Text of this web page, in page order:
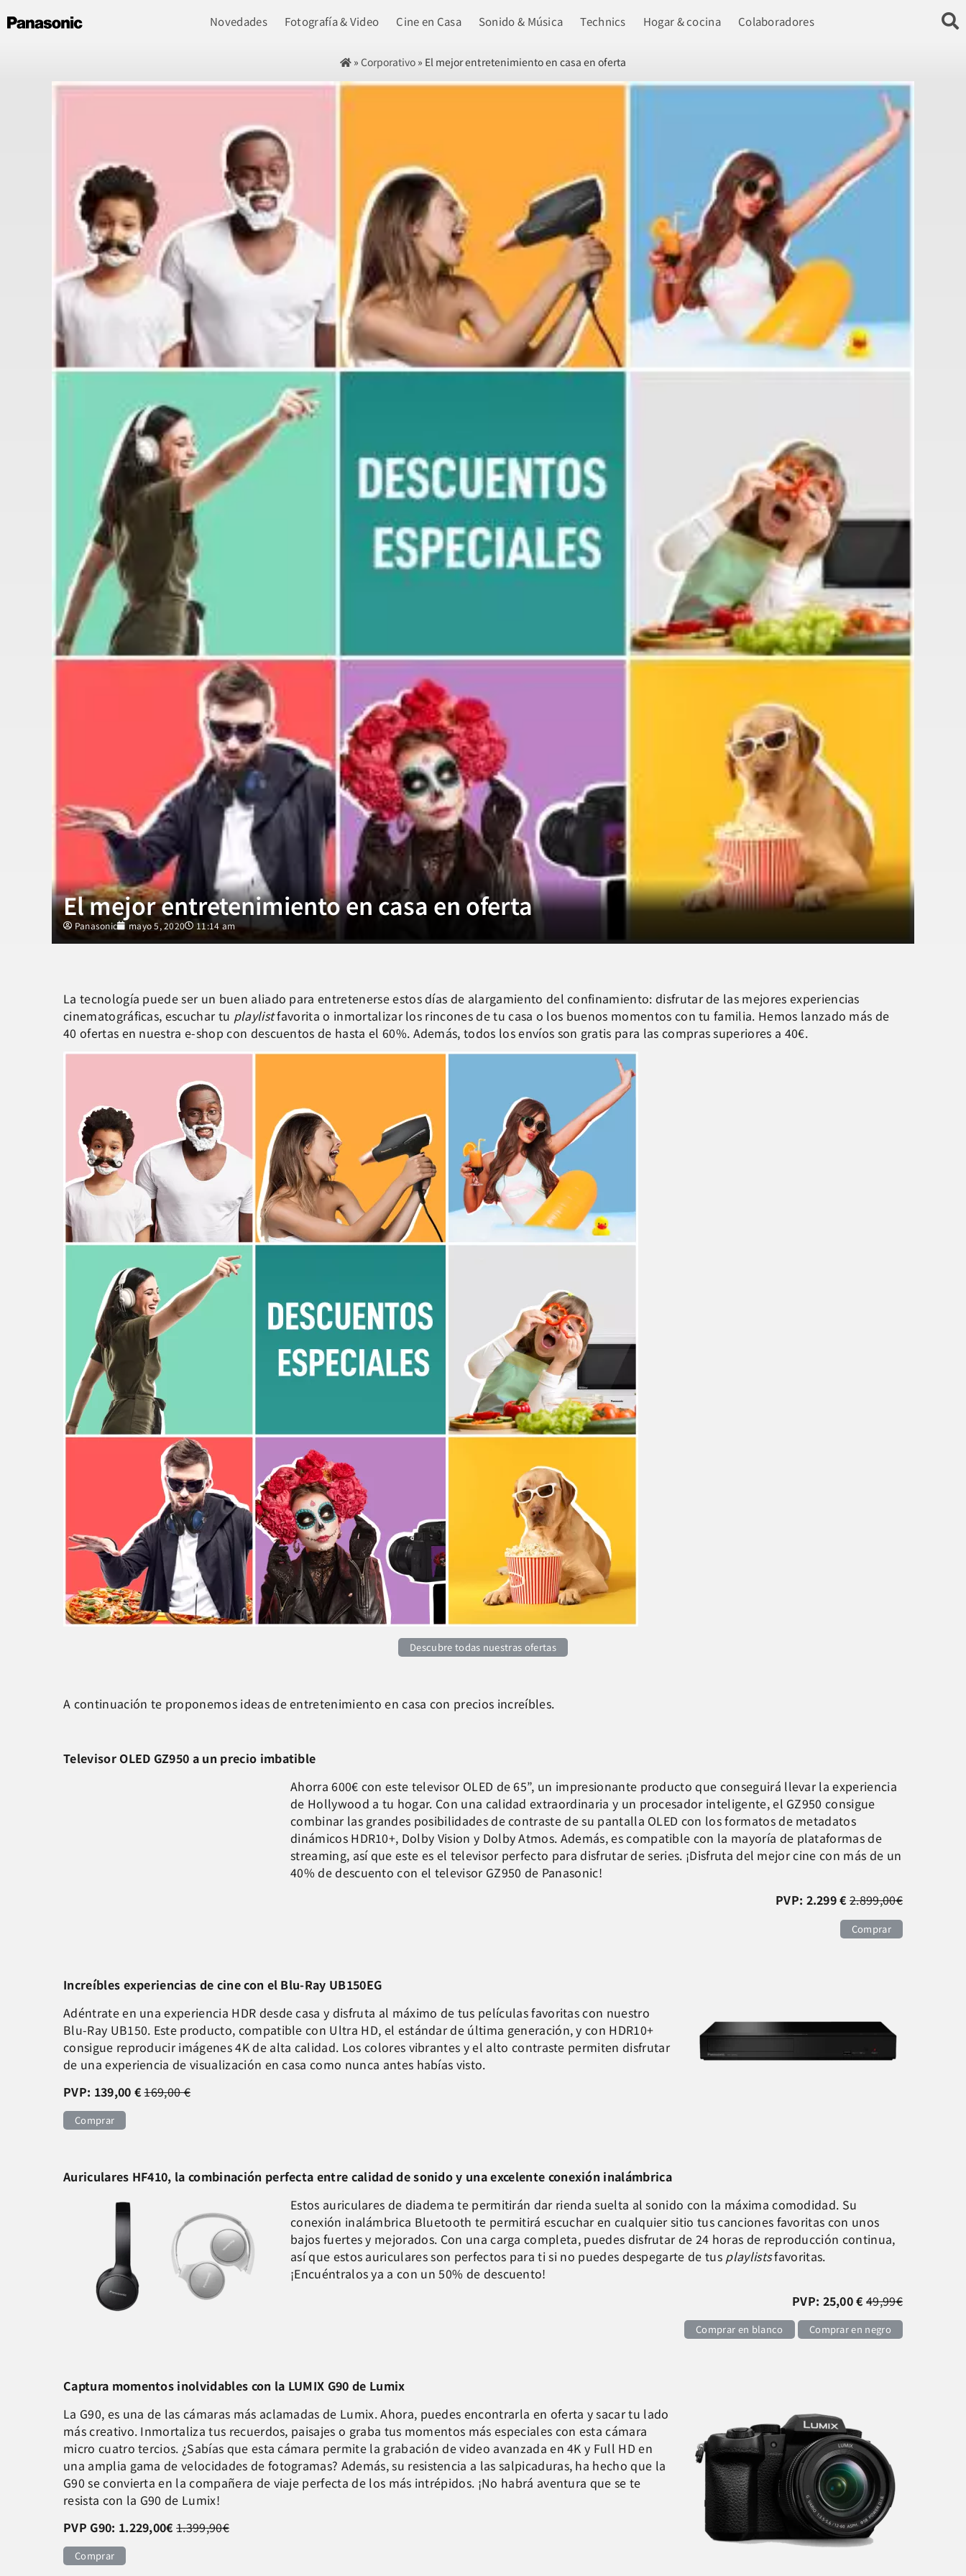
Novedades Fotografía & Video Cine en Casa Sonido & Música Technics Hogar & cocina Colaboradores
» Corporativo » El mejor entretenimiento en casa en oferta
El mejor entretenimiento en casa en oferta
Panasonic mayo 5, 2020 11:14 am
La tecnología puede ser un buen aliado para entretenerse estos días de alargamiento del confinamiento: disfrutar de las mejores experiencias
cinematográficas, escuchar tu playlistfavorita o inmortalizar los rincones de tu casa o los buenos momentos con tu familia. Hemos lanzado más de
40 ofertas en nuestra e-shop con descuentos de hasta el 60%. Además, todos los envíos son gratis para las compras superiores a 40€.
Descubre todas nuestras ofertas
A continuación te proponemos ideas de entretenimiento en casa con precios increíbles.
Televisor OLED GZ950 a un precio imbatible
Ahorra 600€ con este televisor OLED de 65”, un impresionante producto que conseguirá llevar la experiencia
de Hollywood a tu hogar. Con una calidad extraordinaria y un procesador inteligente, el GZ950 consigue
combinar las grandes posibilidades de contraste de su pantalla OLED con los formatos de metadatos
dinámicos HDR10+, Dolby Vision y Dolby Atmos. Además, es compatible con la mayoría de plataformas de
streaming, así que este es el televisor perfecto para disfrutar de series. ¡Disfruta del mejor cine con más de un
40% de descuento con el televisor GZ950 de Panasonic!
PVP: 2.299 €2.899,00€
Comprar
Increíbles experiencias de cine con el Blu-Ray UB150EG
Adéntrate en una experiencia HDR desde casa y disfruta al máximo de tus películas favoritas con nuestro
Blu-Ray UB150. Este producto, compatible con Ultra HD, el estándar de última generación, y con HDR10+
consigue reproducir imágenes 4K de alta calidad. Los colores vibrantes y el alto contraste permiten disfrutar
de una experiencia de visualización en casa como nunca antes habías visto.
PVP: 139,00 €169,00 €
Comprar
Auriculares HF410, la combinación perfecta entre calidad de sonido y una excelente conexión inalámbrica
Estos auriculares de diadema te permitirán dar rienda suelta al sonido con la máxima comodidad. Su
conexión inalámbrica Bluetooth te permitirá escuchar en cualquier sitio tus canciones favoritas con unos
bajos fuertes y mejorados. Con una carga completa, puedes disfrutar de 24 horas de reproducción continua,
así que estos auriculares son perfectos para ti si no puedes despegarte de tus playlistsfavoritas.
¡Encuéntralos ya a con un 50% de descuento!
PVP: 25,00 €49,99€
Comprar en blanco Comprar en negro
Captura momentos inolvidables con la LUMIX G90 de Lumix
La G90, es una de las cámaras más aclamadas de Lumix. Ahora, puedes encontrarla en oferta y sacar tu lado
más creativo. Inmortaliza tus recuerdos, paisajes o graba tus momentos más especiales con esta cámara
micro cuatro tercios. ¿Sabías que esta cámara permite la grabación de video avanzada en 4K y Full HD en
una amplia gama de velocidades de fotogramas? Además, su resistencia a las salpicaduras, ha hecho que la
G90 se convierta en la compañera de viaje perfecta de los más intrépidos. ¡No habrá aventura que se te
resista con la G90 de Lumix!
PVP G90: 1.229,00€1.399,90€
Comprar